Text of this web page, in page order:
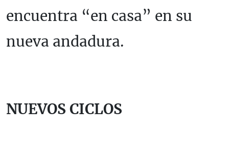
encuentra “en casa” en su
nueva andadura.
NUEVOS CICLOS